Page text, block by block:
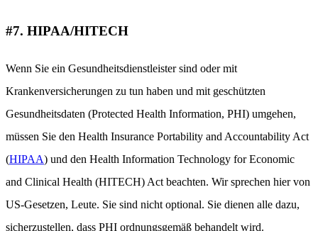
#7. HIPAA/HITECH
Wenn Sie ein Gesundheitsdienstleister sind oder mit
Krankenversicherungen zu tun haben und mit geschützten
Gesundheitsdaten (Protected Health Information, PHI) umgehen,
müssen Sie den Health Insurance Portability and Accountability Act
(HIPAA) und den Health Information Technology for Economic
and Clinical Health (HITECH) Act beachten. Wir sprechen hier von
US-Gesetzen, Leute. Sie sind nicht optional. Sie dienen alle dazu,
sicherzustellen, dass PHI ordnungsgemäß behandelt wird.